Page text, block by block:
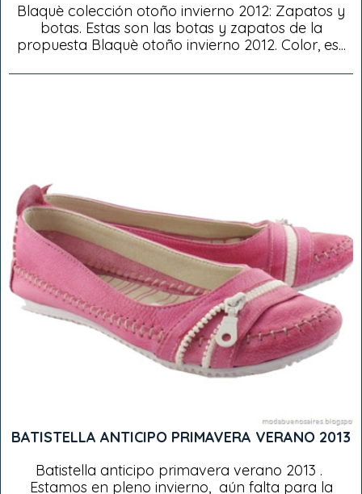
Blaquè colección otoño invierno 2012: Zapatos y
botas. Estas son las botas y zapatos de la
propuesta Blaquè otoño invierno 2012. Color, es...
BATISTELLA ANTICIPO PRIMAVERA VERANO 2013
Batistella anticipo primavera verano 2013 .
Estamos en pleno invierno, aún falta para la